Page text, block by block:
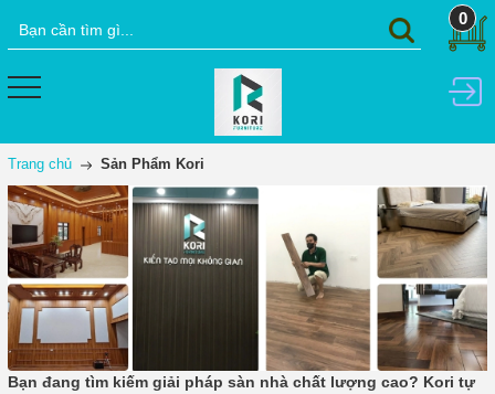
0
Trang chủ Sản Phẩm Kori
Bạn đang tìm kiếm giải pháp sàn nhà chất lượng cao? Kori tự